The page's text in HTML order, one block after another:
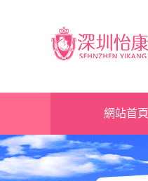
網站首頁